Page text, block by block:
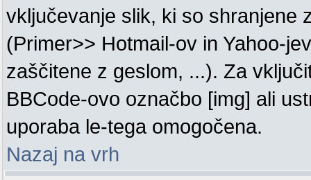
vključevanje slik, ki so shranjene
(Primer>> Hotmail-ov in Yahoo-
zaščitene z geslom, ...). Za
BBCode-ovo označbo [img] ali
uporaba le-tega omogočena.
Nazaj na vrh